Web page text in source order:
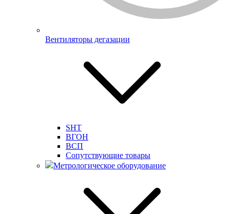
Вентиляторы дегазации
SHT
ВГОН
ВСП
Сопутствующие товары
Метрологическое оборудование